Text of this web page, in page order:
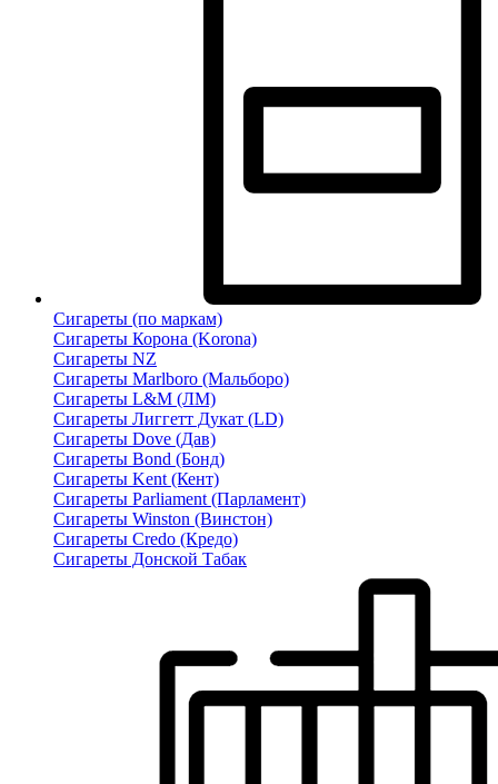
Сигареты (по маркам)
Сигареты Корона (Korona)
Сигареты NZ
Сигареты Marlboro (Мальборо)
Сигареты L&M (ЛМ)
Сигареты Лиггетт Дукат (LD)
Сигареты Dove (Дав)
Сигареты Bond (Бонд)
Сигареты Kent (Кент)
Сигареты Parliament (Парламент)
Сигареты Winston (Винстон)
Сигареты Credo (Кредо)
Сигареты Донской Табак